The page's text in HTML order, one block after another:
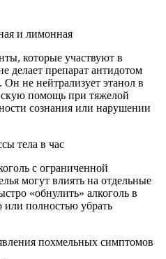
и лимонная
которые участвуют в
делает препарат антидотом
не нейтрализует этанол в
помощь при тяжелой
сознания или нарушении
тела в час
с ограниченной
могут влиять на отдельные
«обнулить» алкоголь в
или полностью убрать
похмельных симптомов